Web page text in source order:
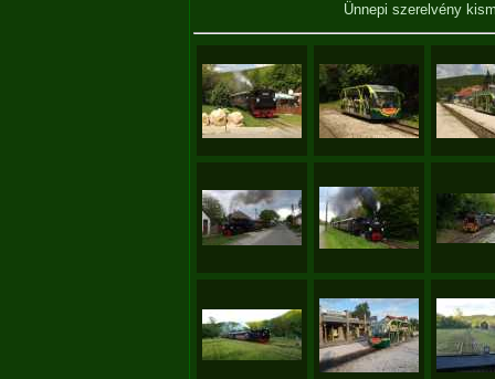
Ünnepi szerelvény